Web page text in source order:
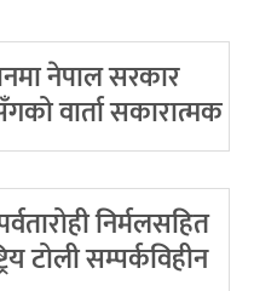
नेपाल सरकार
वार्ता सकारात्मक
निर्मलसहित
टोली सम्पर्कविहीन